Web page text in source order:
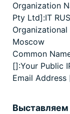
Organization
Pty Ltd]:IT
Moscow
Common
[]:Your Public
Email Address
Выставляем